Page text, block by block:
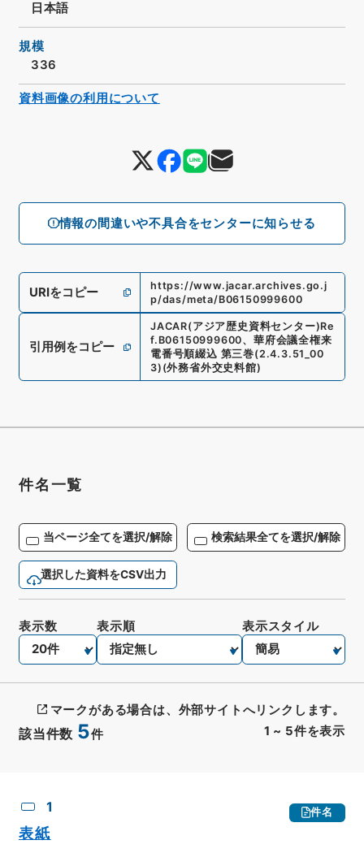
情報の間違いや不具合をセンターに知らせる
日本語
規模
336
URIをコピー
https://www.jacar.archives.go.j
p/das/meta/B06150999600
引用例をコピー
JACAR(アジア歴史資料センター)Re
f. B06150999600、 華府会議全権来
電番号順綴込 第三巻(2.4.3.51_00
3) (外務省外交史料館)
資料画像の利用について
件名一覧
当ページ全てを選択/解除 検索結果全てを選択/解除
選択した資料をCSV出力
該当件数 5件 1 ~ 5件を表示
表示数 表示順 表示スタイル
マークがある場合は、外部サイトへリンクします。
1 件名
表紙